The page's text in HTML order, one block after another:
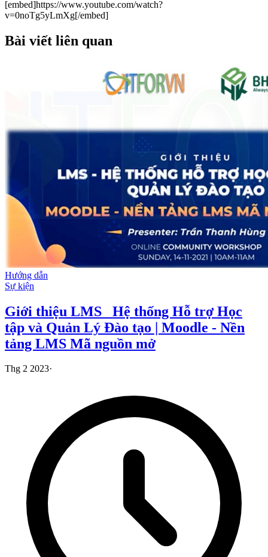
[embed]https://www.youtube.com/watch?
v=0noTg5yLmXg[/embed]
Bài viết liên quan
Hướng dẫn
Sự kiện
Giới thiệu LMS_ Hệ thống Hỗ trợ Học
tập và Quản Lý Đào tạo | Moodle - Nền
tảng LMS Mã nguồn mở
Thg 2 2023·